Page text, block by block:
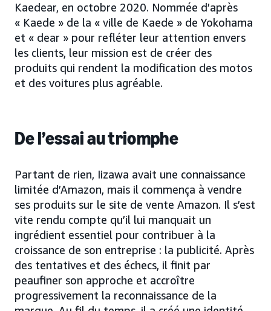
Kaedear, en octobre 2020. Nommée d’après
« Kaede » de la « ville de Kaede » de Yokohama
et « dear » pour refléter leur attention envers
les clients, leur mission est de créer des
produits qui rendent la modification des motos
et des voitures plus agréable.
De l’essai au triomphe
Partant de rien, Iizawa avait une connaissance
limitée d’Amazon, mais il commença à vendre
ses produits sur le site de vente Amazon. Il s’est
vite rendu compte qu’il lui manquait un
ingrédient essentiel pour contribuer à la
croissance de son entreprise : la publicité. Après
des tentatives et des échecs, il finit par
peaufiner son approche et accroître
progressivement la reconnaissance de la